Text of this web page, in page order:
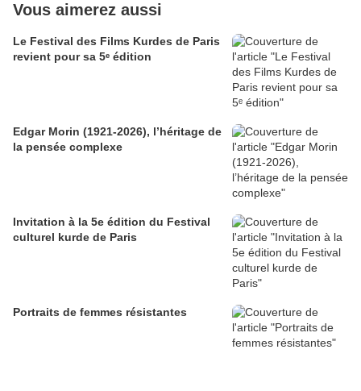
Vous aimerez aussi
Le Festival des Films Kurdes de Paris
revient pour sa 5ᵉ édition
Edgar Morin (1921-2026), l’héritage de
la pensée complexe
Invitation à la 5e édition du Festival
culturel kurde de Paris
Portraits de femmes résistantes